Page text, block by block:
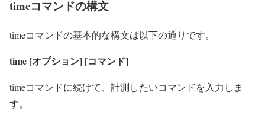
timeコマンドの構文
timeコマンドの基本的な構文は以下の通りです。
time [オプション] [コマンド]
timeコマンドに続けて、計測したいコマンドを入力しま
す。